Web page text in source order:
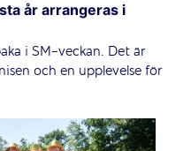
år arrangeras i
i SM-veckan. Det är
och en upplevelse för